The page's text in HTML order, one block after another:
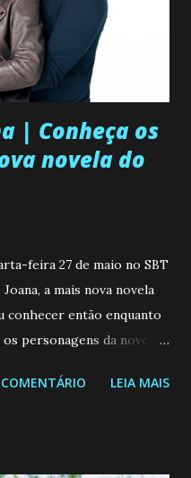
| Conheça os
novela do
feira 27 de maio no SBT
a mais nova novela
conhecer então enquanto
personagens da novela?
(CamilaLEIA MAIS